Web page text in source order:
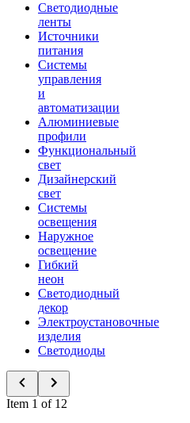
Светодиодные
ленты
Источники
питания
Системы
управления
и
автоматизации
Алюминиевые
профили
Функциональный
свет
Дизайнерский
свет
Системы
освещения
Наружное
освещение
Гибкий
неон
Светодиодный
декор
Электроустановочные
изделия
Светодиоды
Item 1 of 12